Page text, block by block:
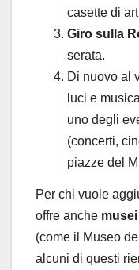
casette di
Giro sulla
serata.
Di nuovo al
luci e
uno degli
(concerti,
piazze del
Per chi vuole
offre anche
(come il Museo
alcuni di questi